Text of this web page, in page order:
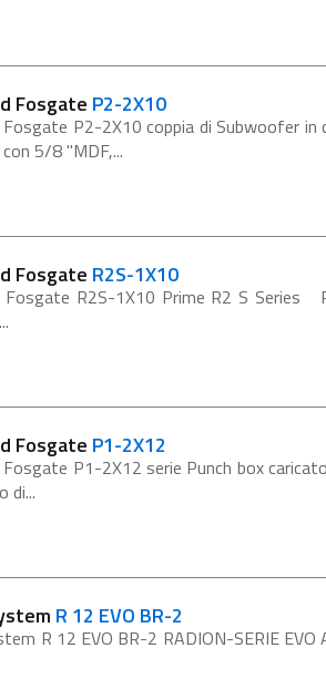
Fosgate P2-2X10
P2-2X10 coppia di Subwoofer
5/8 "MDF,...
Fosgate R2S-1X10
Fosgate R2S-1X10 Prime R2 S
Fosgate P1-2X12
P1-2X12 serie Punch box
di...
R 12 EVO BR-2
R 12 EVO BR-2 RADION-SERIE